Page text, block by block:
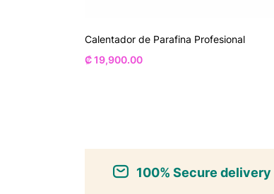
Calentador de Parafina Profesional
₡19,900.00
100% Secure delivery